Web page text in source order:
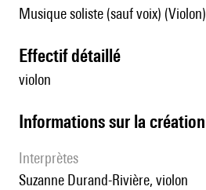
Musique soliste (sauf voix) (Violon)
effectif détaillé
violon
informations sur la création
interprètes
Suzanne Durand-Rivière, violon